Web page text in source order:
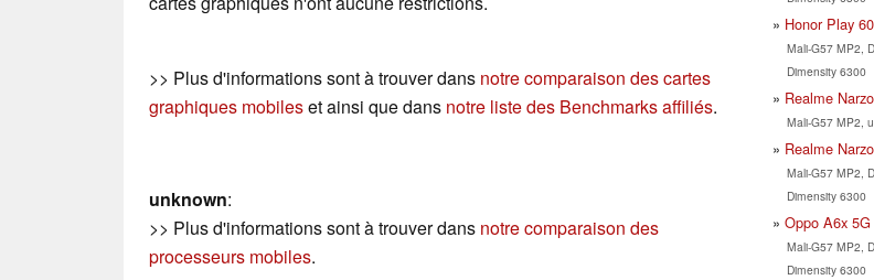
>> Plus d'informations sont à trouver dans notre comparaison des cartes
graphiques mobileset ainsi que dans notre liste des Benchmarks affiliés.
unknown:
>> Plus d'informations sont à trouver dans notre comparaison des
processeurs mobiles.
Honor Play
Mali-G57 MP2,
Dimensity 6300
Realme
Mali-G57 MP2,
Realme
Mali-G57 MP2,
Dimensity 6300
Oppo A6x 5G
Mali-G57 MP2,
Dimensity 6300